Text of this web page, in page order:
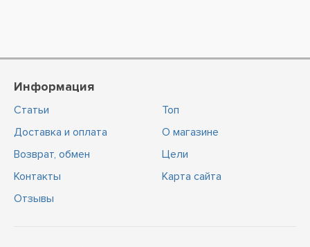
Информация
Статьи
Доставка и оплата
Возврат, обмен
Контакты
Отзывы
Топ
О магазине
Цели
Карта сайта